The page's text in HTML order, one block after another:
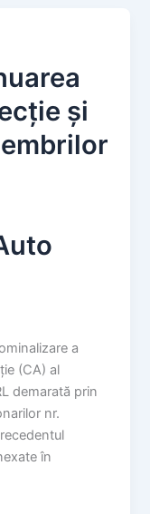
și
a
(CA) al
demarată prin
nr.
în